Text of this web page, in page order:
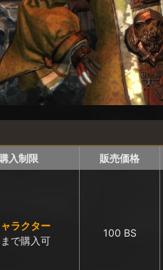
入制限 販売価格
ラクター
で購入可
100 BS